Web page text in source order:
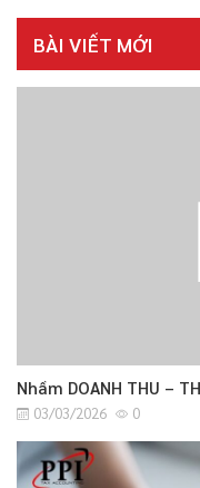
BÀI VIẾT MỚI
Nhầm DOANH THU –
03/03/2026 0